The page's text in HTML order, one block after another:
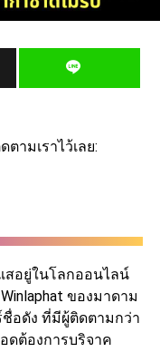
ามเราไว้เลย:
สอยู่ในโลกออนไลน์
ของมาดาม
อดัง ที่มีผู้ติดตามกว่า
ดต้องการบริจาค